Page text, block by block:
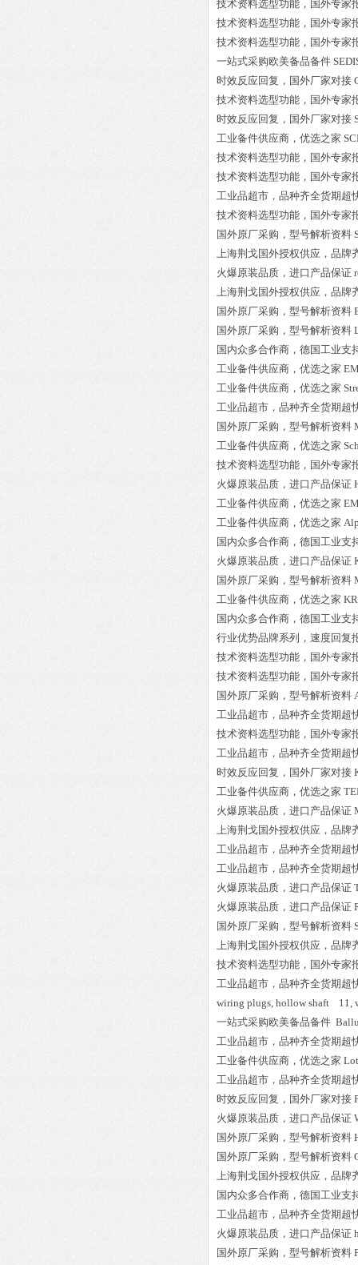
技术资料选型功能，国外专家
技术资料选型功能，国外专家
技术资料选型功能，国外专家
一站式采购欧美备品备件
时效反应回复，国外厂家对接
技术资料选型功能，国外专家
时效反应回复，国外厂家对接
工业备件供应商，优选之家
技术资料选型功能，国外专家
技术资料选型功能，国外专家
工业品超市，品种齐全货期超
技术资料选型功能，国外专家
国外原厂采购，型号解析资料
上海荆戈国外授权供应，品牌
火爆原装品质，进口产品保证
上海荆戈国外授权供应，品牌
国外原厂采购，型号解析资料
国外原厂采购，型号解析资料
国内众多合作商，德国工业支
工业备件供应商，优选之家
工业备件供应商，优选之家
工业品超市，品种齐全货期超
国外原厂采购，型号解析资料
工业备件供应商，优选之家
技术资料选型功能，国外专家
火爆原装品质，进口产品保证
工业备件供应商，优选之家
工业备件供应商，优选之家
国内众多合作商，德国工业支
火爆原装品质，进口产品保证
国外原厂采购，型号解析资料
工业备件供应商，优选之家
国内众多合作商，德国工业支
行业优势品牌系列，速度回复
技术资料选型功能，国外专家
技术资料选型功能，国外专家
国外原厂采购，型号解析资料
工业品超市，品种齐全货期超
技术资料选型功能，国外专家
工业品超市，品种齐全货期超
时效反应回复，国外厂家对接
工业备件供应商，优选之家
火爆原装品质，进口产品保证
上海荆戈国外授权供应，品牌
工业品超市，品种齐全货期超
工业品超市，品种齐全货期超
火爆原装品质，进口产品保证
火爆原装品质，进口产品保证
国外原厂采购，型号解析资料
上海荆戈国外授权供应，品牌
技术资料选型功能，国外专家
工业品超市，品种齐全货期超
wiring plugs, hollow shaft 11,
一站式采购欧美备品备件
工业品超市，品种齐全货期超
工业备件供应商，优选之家
工业品超市，品种齐全货期超
时效反应回复，国外厂家对接
火爆原装品质，进口产品保证
国外原厂采购，型号解析资料
国外原厂采购，型号解析资料
上海荆戈国外授权供应，品牌
国内众多合作商，德国工业支
工业品超市，品种齐全货期超
火爆原装品质，进口产品保证
国外原厂采购，型号解析资料